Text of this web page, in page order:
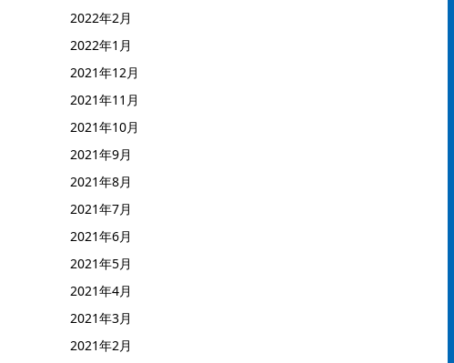
2022年2月
2022年1月
2021年12月
2021年11月
2021年10月
2021年9月
2021年8月
2021年7月
2021年6月
2021年5月
2021年4月
2021年3月
2021年2月